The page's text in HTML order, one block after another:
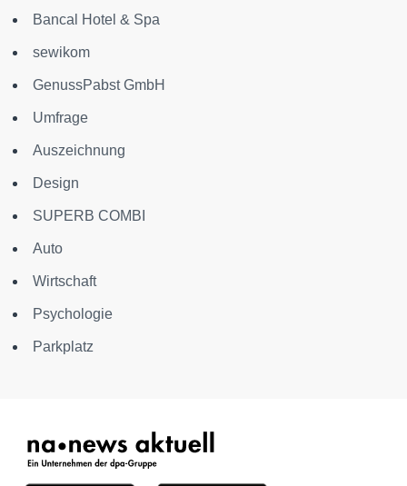
Bancal Hotel & Spa
sewikom
GenussPabst GmbH
Umfrage
Auszeichnung
Design
SUPERB COMBI
Auto
Wirtschaft
Psychologie
Parkplatz